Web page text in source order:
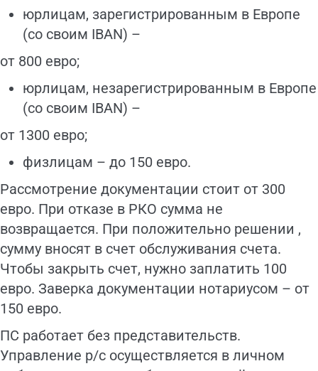
юрлицам, зарегистрированным в Европе
(со своим IBAN) –
от 800 евро;
юрлицам, незарегистрированным в Европе
(со своим IBAN) –
от 1300 евро;
физлицам – до 150 евро.
Рассмотрение документации стоит от 300
евро. При отказе в РКО сумма не
возвращается. При положительно решении ,
сумму вносят в счет обслуживания счета.
Чтобы закрыть счет, нужно заплатить 100
евро. Заверка документации нотариусом – от
150 евро.
ПС работает без представительств.
Управление р/с осуществляется в личном